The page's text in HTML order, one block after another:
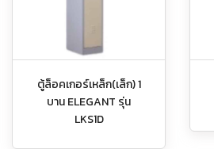
ตู้ล็อคเกอร์เหล็ก(เล็ก) 1
บาน ELEGANT รุ่น
LKS1D